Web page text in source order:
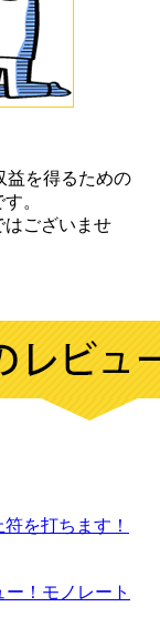
益を得るための
。
ございませ
を打ちます！
！モノレート